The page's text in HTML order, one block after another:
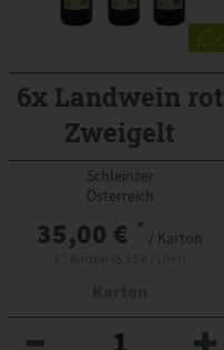
6x Landwein rot
Zweigelt
Schleinzer 1l
Schleinzer
Österreich
35,00 € * / Karton